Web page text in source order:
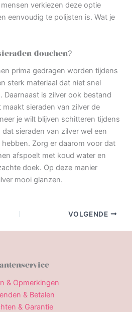
verkiezen deze optie
eenvoudig te polijsten is. Wat je
douchen?
prima gedragen worden tijdens
sterk materiaal dat niet snel
Daarnaast is zilver ook bestand
sieraden van zilver de
je wilt blijven schitteren tijdens
sieraden van zilver wel een
Zorg er daarom voor dat
afspoelt met koud water en
doek. Op deze manier
mooi glanzen.
VOLGENDE
& Opmerkingen
& Betalen
& Garantie